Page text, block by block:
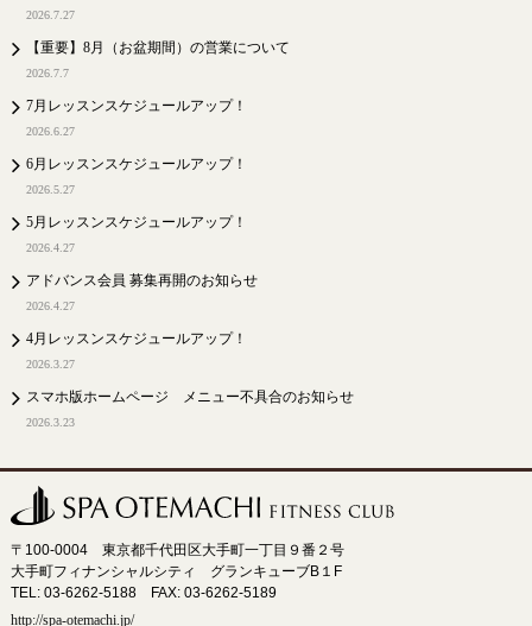
2026.7.27
【重要】8月（お盆期間）の営業について
2026.7.7
7月レッスンスケジュールアップ！
2026.6.27
6月レッスンスケジュールアップ！
2026.5.27
5月レッスンスケジュールアップ！
2026.4.27
アドバンス会員 募集再開のお知らせ
2026.4.27
4月レッスンスケジュールアップ！
2026.3.27
スマホ版ホームページ メニュー不具合のお知らせ
2026.3.23
〒100-0004 東京都千代田区大手町一丁目９番２号
大手町フィナンシャルシティ グランキューブB１F
TEL: 03-6262-5188 FAX: 03-6262-5189
http://spa-otemachi.jp/